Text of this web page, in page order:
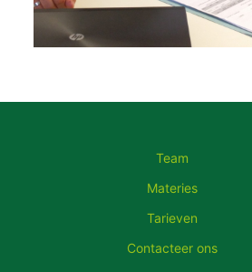
Team
Materies
Tarieven
Contacteer ons